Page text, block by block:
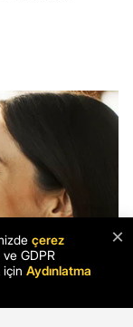
×
çerez
ve GDPR
için Aydınlatma